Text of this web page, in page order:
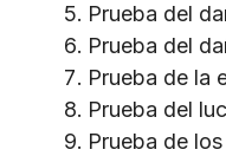
Prueba del
Prueba del
Prueba de la
Prueba del
Prueba de